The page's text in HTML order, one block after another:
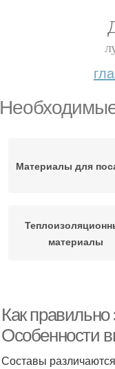
Материалы для
материалы
материалы
Утеплительный
Как правильно
Особенности
Составы